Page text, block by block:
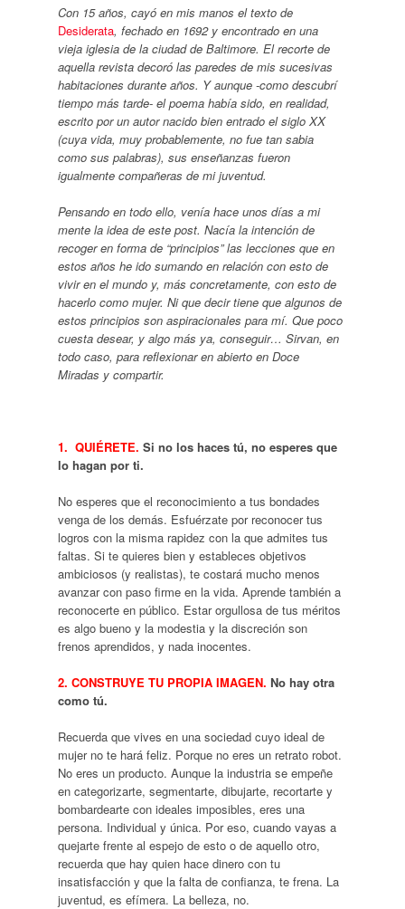
Con 15 años, cayó en mis manos el texto de
Desiderata, fechado en 1692 y encontrado en una
vieja iglesia de la ciudad de Baltimore. El recorte de
aquella revista decoró las paredes de mis sucesivas
habitaciones durante años. Y aunque -como descubrí
tiempo más tarde- el poema había sido, en realidad,
escrito por un autor nacido bien entrado el siglo XX
(cuya vida, muy probablemente, no fue tan sabia
como sus palabras), sus enseñanzas fueron
igualmente compañeras de mi juventud.
Pensando en todo ello, venía hace unos días a mi
mente la idea de este post. Nacía la intención de
recoger en forma de “principios” las lecciones que en
estos años he ido sumando en relación con esto de
vivir en el mundo y, más concretamente, con esto de
hacerlo como mujer. Ni que decir tiene que algunos de
estos principios son aspiracionales para mí. Que poco
cuesta desear, y algo más ya, conseguir… Sirvan, en
todo caso, para reflexionar en abierto en Doce
Miradas y compartir.
1. QUIÉRETE. Si no los haces tú, no esperes que
lo hagan por ti.
No esperes que el reconocimiento a tus bondades
venga de los demás. Esfuérzate por reconocer tus
logros con la misma rapidez con la que admites tus
faltas. Si te quieres bien y estableces objetivos
ambiciosos (y realistas), te costará mucho menos
avanzar con paso firme en la vida. Aprende también a
reconocerte en público. Estar orgullosa de tus méritos
es algo bueno y la modestia y la discreción son
frenos aprendidos, y nada inocentes.
2. CONSTRUYE TU PROPIA IMAGEN. No hay otra
como tú.
Recuerda que vives en una sociedad cuyo ideal de
mujer no te hará feliz. Porque no eres un retrato robot.
No eres un producto. Aunque la industria se empeñe
en categorizarte, segmentarte, dibujarte, recortarte y
bombardearte con ideales imposibles, eres una
persona. Individual y única. Por eso, cuando vayas a
quejarte frente al espejo de esto o de aquello otro,
recuerda que hay quien hace dinero con tu
insatisfacción y que la falta de confianza, te frena. La
juventud, es efímera. La belleza, no.